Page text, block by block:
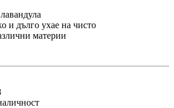
и дълго ухае на чисто
материи